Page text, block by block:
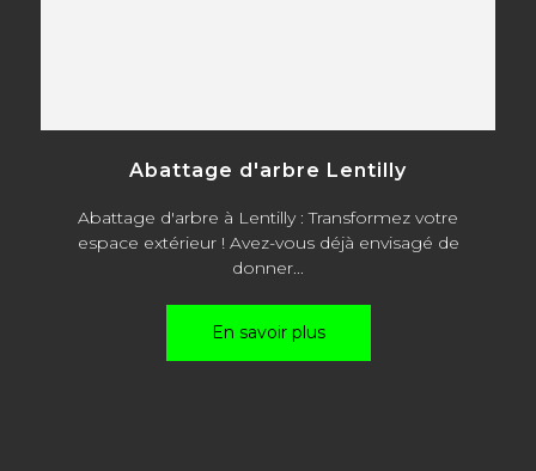
Abattage d'arbre Lentilly
Abattage d'arbre à Lentilly : Transformez votre
espace extérieur ! Avez-vous déjà envisagé de
donner...
En savoir plus